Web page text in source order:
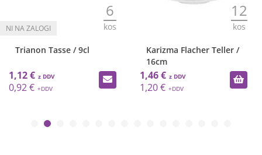
6
kos
Trianon Tasse / 9cl
1,12 €
0,92 €
12
kos
Karizma Flacher Teller /
16cm
1,46 €
1,20 €